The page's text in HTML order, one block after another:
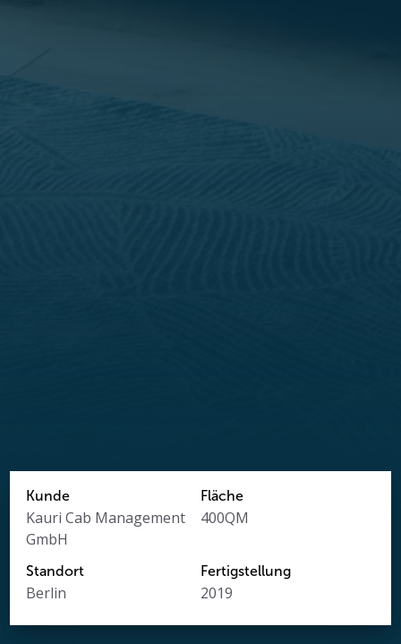
Kunde
Kauri Cab Management
GmbH
Standort
Berlin
Fläche
400QM
Fertigstellung
2019